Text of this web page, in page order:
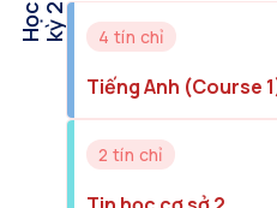
H
ọ
c
k
ỳ2 4 tín chỉ
Tiếng Anh (Course
2 tín chỉ